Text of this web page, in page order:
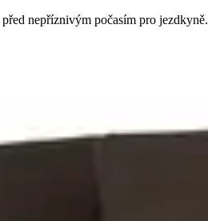
nepříznivým počasím pro jezdkyně.